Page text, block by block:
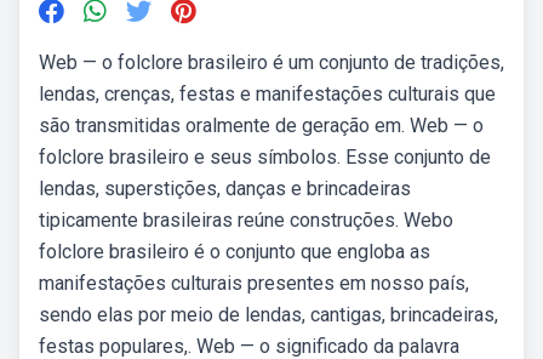
Web — o folclore brasileiro é um conjunto de tradições,
lendas, crenças, festas e manifestações culturais que
são transmitidas oralmente de geração em. Web — o
folclore brasileiro e seus símbolos. Esse conjunto de
lendas, superstições, danças e brincadeiras
tipicamente brasileiras reúne construções. Webo
folclore brasileiro é o conjunto que engloba as
manifestações culturais presentes em nosso país,
sendo elas por meio de lendas, cantigas, brincadeiras,
festas populares,. Web — o significado da palavra